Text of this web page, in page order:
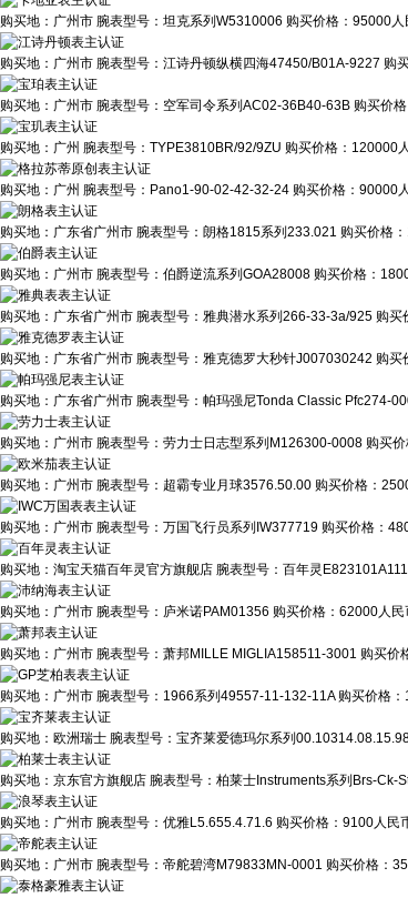
购买地： 广州市 腕表型号： 坦克系列W5310006 购买价格： 95000人
购买地： 广州市 腕表型号： 江诗丹顿纵横四海47450/B01A-9227 购
购买地： 广州市 腕表型号： 空军司令系列AC02-36B40-63B 购买价格
购买地： 广州 腕表型号： TYPE3810BR/92/9ZU 购买价格： 120000
购买地： 广州 腕表型号： Pano1-90-02-42-32-24 购买价格： 90000
购买地： 广东省广州市 腕表型号： 朗格1815系列233.021 购买价格：
购买地： 广州市 腕表型号： 伯爵逆流系列GOA28008 购买价格：
购买地： 广东省广州市 腕表型号： 雅典潜水系列266-33-3a/925 购买
购买地： 广东省广州市 腕表型号： 雅克德罗大秒针J007030242 购买
购买地： 广东省广州市 腕表型号： 帕玛强尼Tonda Classic Pfc274-
购买地： 广州市 腕表型号： 劳力士日志型系列M126300-0008 购买价
购买地： 广州市 腕表型号： 超霸专业月球3576.50.00 购买价格：
购买地： 广州市 腕表型号： 万国飞行员系列IW377719 购买价格：
购买地： 淘宝天猫百年灵官方旗舰店 腕表型号： 百年灵
购买地： 广州市 腕表型号： 庐米诺PAM01356 购买价格： 62000人民
购买地： 广州市 腕表型号： 萧邦MILLE MIGLIA158511-3001 购买价
购买地： 广州市 腕表型号： 1966系列49557-11-132-11A 购买价格：
购买地： 欧洲瑞士 腕表型号： 宝齐莱爱德玛尔系列
购买地： 京东官方旗舰店 腕表型号： 柏莱士Instruments系列Brs-Ck-
购买地： 广州市 腕表型号： 优雅L5.655.4.71.6 购买价格： 9100人民
购买地： 广州市 腕表型号： 帝舵碧湾M79833MN-0001 购买价格：